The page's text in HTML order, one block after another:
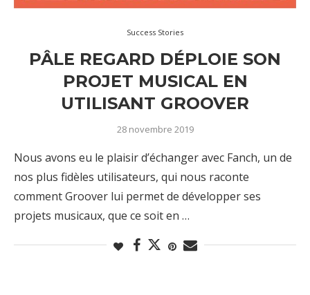
Success Stories
PÂLE REGARD DÉPLOIE SON
PROJET MUSICAL EN
UTILISANT GROOVER
28 novembre 2019
Nous avons eu le plaisir d’échanger avec Fanch, un de
nos plus fidèles utilisateurs, qui nous raconte
comment Groover lui permet de développer ses
projets musicaux, que ce soit en …